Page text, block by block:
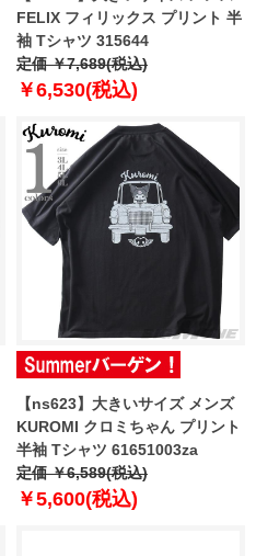
FELIX フィリックス プリント 半
袖 Tシャツ 315644
定価 ￥7,689(税込)
￥6,530(税込)
【ns623】大きいサイズ メンズ
KUROMI クロミちゃん プリント
半袖 Tシャツ 61651003za
定価 ￥6,589(税込)
￥5,600(税込)